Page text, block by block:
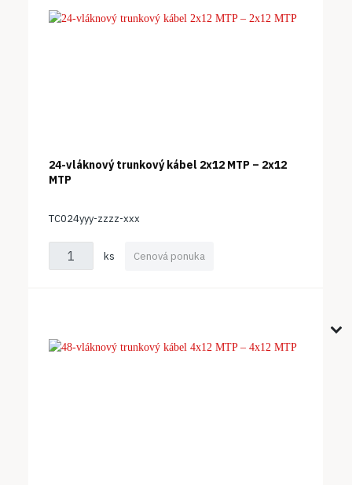
24-vláknový trunkový kábel 2x12 MTP – 2x12
MTP
TC024yyy-zzzz-xxx
ks Cenová ponuka